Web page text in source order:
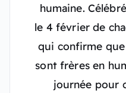
humaine.
le 4 février de
qui confirme que
sont frères en
journée pour